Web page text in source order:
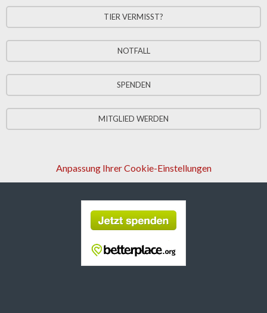
TIER VERMISST?
NOTFALL
SPENDEN
MITGLIED WERDEN
Anpassung Ihrer Cookie-Einstellungen